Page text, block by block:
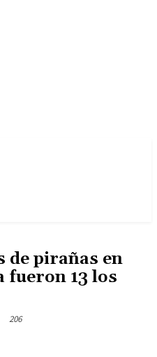
de pirañas en
fueron 13 los
206